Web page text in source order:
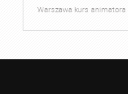
Warszawa kurs animatora